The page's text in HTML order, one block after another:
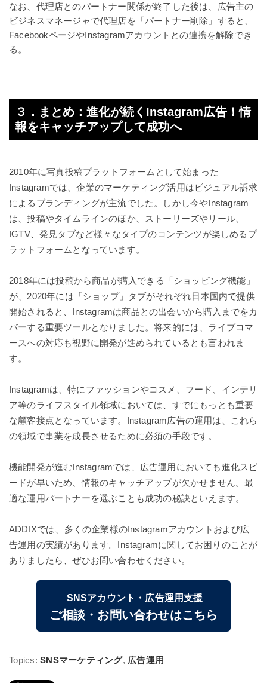
なお、代理店とのパートナー関係が終了した後は、広告主の
ビジネスマネージャで代理店を「パートナー削除」すると、
FacebookページやInstagramアカウントとの連携を解除でき
る。
３．まとめ：進化が続くInstagram広告！情
報をキャッチアップして成功へ
2010年に写真投稿プラットフォームとして始まった
Instagramでは、企業のマーケティング活用はビジュアル訴求
によるブランディングが主流でした。しかし今やInstagram
は、投稿やタイムラインのほか、ストーリーズやリール、
IGTV、発見タブなど様々なタイプのコンテンツが楽しめるプ
ラットフォームとなっています。
2018年には投稿から商品が購入できる「ショッピング機能」
が、2020年には「ショップ」タブがそれぞれ日本国内で提供
開始されると、Instagramは商品との出会いから購入までをカ
バーする重要ツールとなりました。将来的には、ライブコマ
ースへの対応も視野に開発が進められているとも言われま
す。
Instagramは、特にファッションやコスメ、フード、インテリ
ア等のライフスタイル領域においては、すでにもっとも重要
な顧客接点となっています。Instagram広告の運用は、これら
の領域で事業を成長させるために必須の手段です。
機能開発が進むInstagramでは、広告運用においても進化スピ
ードが早いため、情報のキャッチアップが欠かせません。最
適な運用パートナーを選ぶことも成功の秘訣といえます。
ADDIXでは、多くの企業様のInstagramアカウントおよび広
告運用の実績があります。Instagramに関してお困りのことが
ありましたら、ぜひお問い合わせください。
SNSアカウント・広告運用支援
ご相談・お問い合わせはこちら
Topics: SNSマーケティング, 広告運用